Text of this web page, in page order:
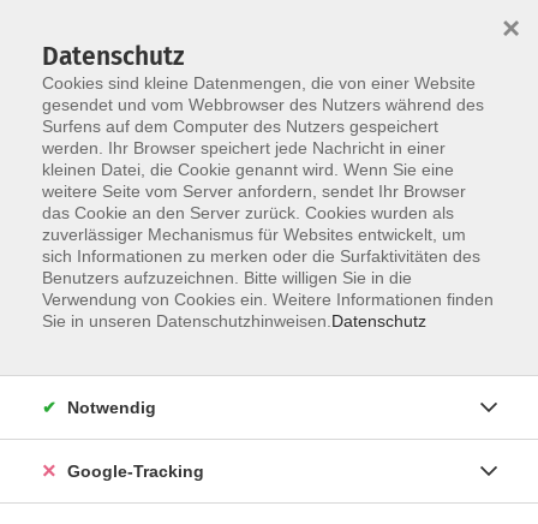
Skip to main content
Der Kurs konnte nicht gefunden werden.
Datenschutz
Cookies sind kleine Datenmengen, die von einer Website
gesendet und vom Webbrowser des Nutzers während des
Surfens auf dem Computer des Nutzers gespeichert
werden. Ihr Browser speichert jede Nachricht in einer
kleinen Datei, die Cookie genannt wird. Wenn Sie eine
weitere Seite vom Server anfordern, sendet Ihr Browser
das Cookie an den Server zurück. Cookies wurden als
zuverlässiger Mechanismus für Websites entwickelt, um
sich Informationen zu merken oder die Surfaktivitäten des
Benutzers aufzuzeichnen. Bitte willigen Sie in die
Verwendung von Cookies ein. Weitere Informationen finden
Sie in unseren Datenschutzhinweisen. Datenschutz
×
Notwendig
Google-Tracking